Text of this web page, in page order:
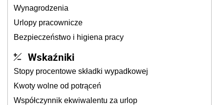
Wynagrodzenia
Urlopy pracownicze
Bezpieczeństwo i higiena pracy
Wskaźniki
Stopy procentowe składki wypadkowej
Kwoty wolne od potrąceń
Współczynnik ekwiwalentu za urlop